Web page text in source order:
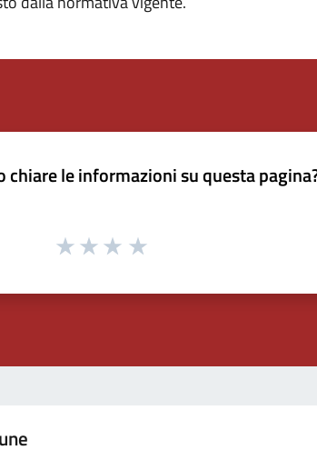
chiare le informazioni su questa